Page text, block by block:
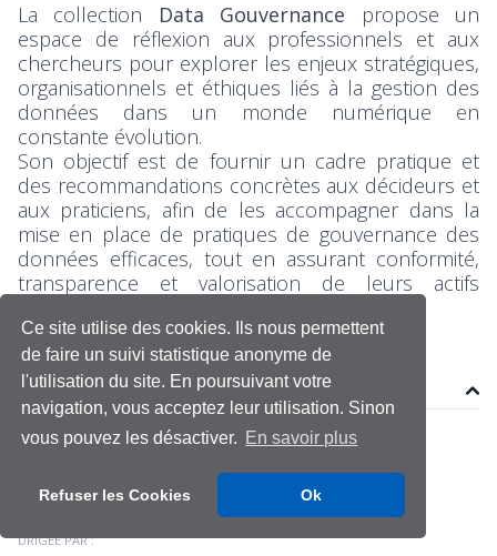
Ce site utilise des cookies. Ils nous permettent
de faire un suivi statistique anonyme de
l'utilisation du site. En poursuivant votre
navigation, vous acceptez leur utilisation. Sinon
vous pouvez les désactiver. En savoir plus
Refuser les Cookies Ok
La collection Data Gouvernance propose un
espace de réflexion aux professionnels et aux
chercheurs pour explorer les enjeux stratégiques,
organisationnels et éthiques liés à la gestion des
données dans un monde numérique en
constante évolution.
Son objectif est de fournir un cadre pratique et
des recommandations concrètes aux décideurs et
aux praticiens, afin de les accompagner dans la
mise en place de pratiques de gouvernance des
données efficaces, tout en assurant conformité,
transparence et valorisation de leurs actifs
Une collection de
DRIGÉE PAR :